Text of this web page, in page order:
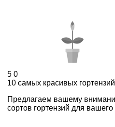
5 0
10 самых красивых
Предлагаем вашему
сортов гортензий для вашего